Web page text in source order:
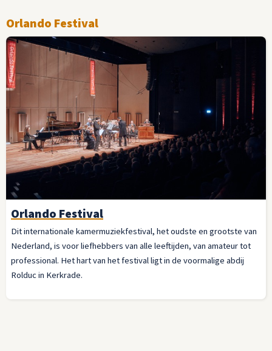
Orlando Festival
Orlando Festival
Dit internationale kamermuziekfestival, het oudste en grootste van
Nederland, is voor liefhebbers van alle leeftijden, van amateur tot
professional. Het hart van het festival ligt in de voormalige abdij
Rolduc in Kerkrade.